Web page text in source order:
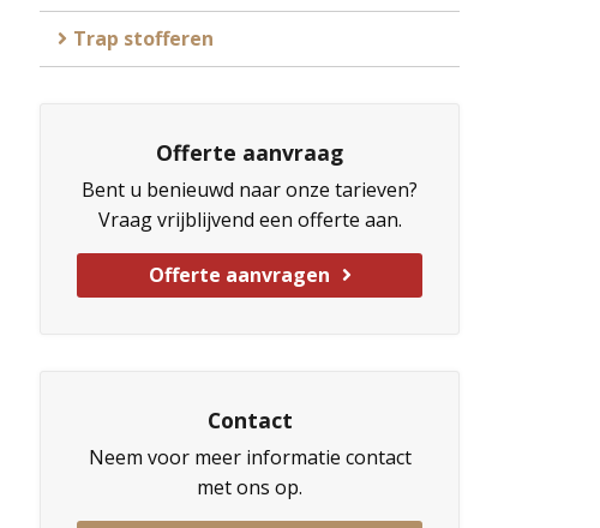
Trap stofferen
Offerte aanvraag
Bent u benieuwd naar onze tarieven?
Vraag vrijblijvend een offerte aan.
Offerte aanvragen
Contact
Neem voor meer informatie contact
met ons op.